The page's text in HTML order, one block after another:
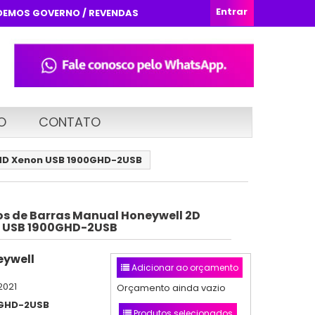
Entrar
GOVERNO / REVENDAS
CONTATO
USB 1900GHD-2USB
de Barras Manual Honeywell 2D
1900GHD-2USB
2USB
Adicionar ao orçamento
Orçamento ainda vazio